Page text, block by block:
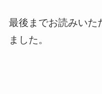
最後までお読みいた
ました。